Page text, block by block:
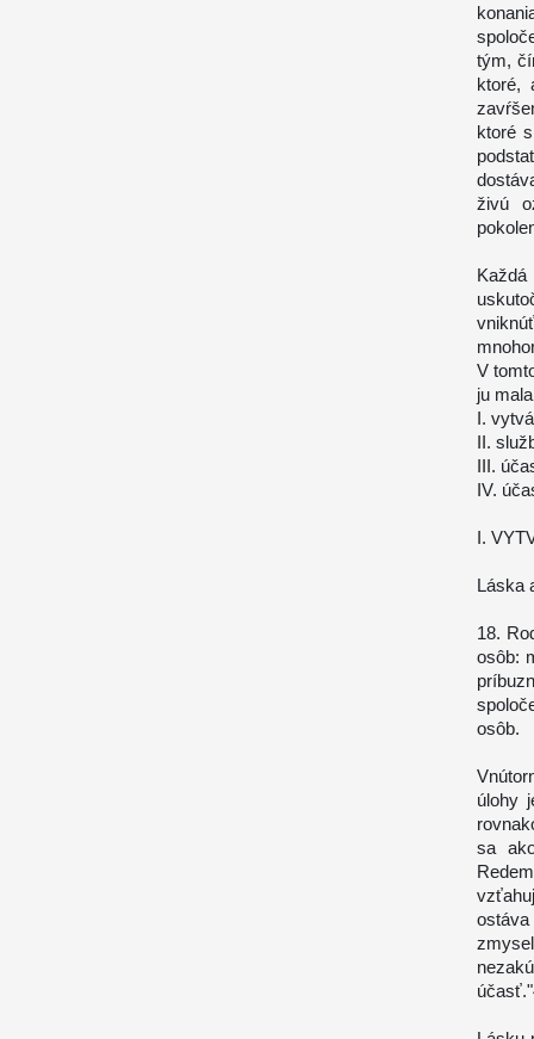
tým,
ktoré,
ktoré
živú
V
ju
I.
II.
III.
IV.
I.
Láska
18.
osôb:
osôb.
úlohy
sa